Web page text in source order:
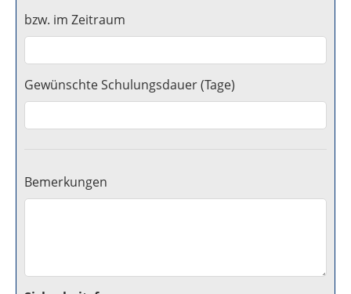
bzw. im Zeitraum
Gewünschte Schulungsdauer (Tage)
Bemerkungen